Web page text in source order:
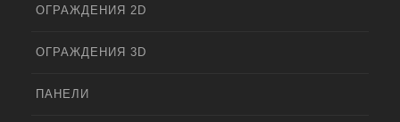
ОГРАЖДЕНИЯ 2D
ОГРАЖДЕНИЯ 3D
ПАНЕЛИ